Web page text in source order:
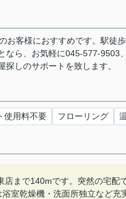
お客様におすすめです。駅徒
なら、お気軽に045-577-
しのサポートを致します。
使用料不要 フローリング
店まで140mです。突然の宅
室乾燥機・洗面所独立など